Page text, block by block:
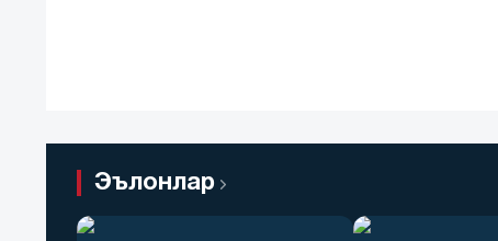
Эълонлар